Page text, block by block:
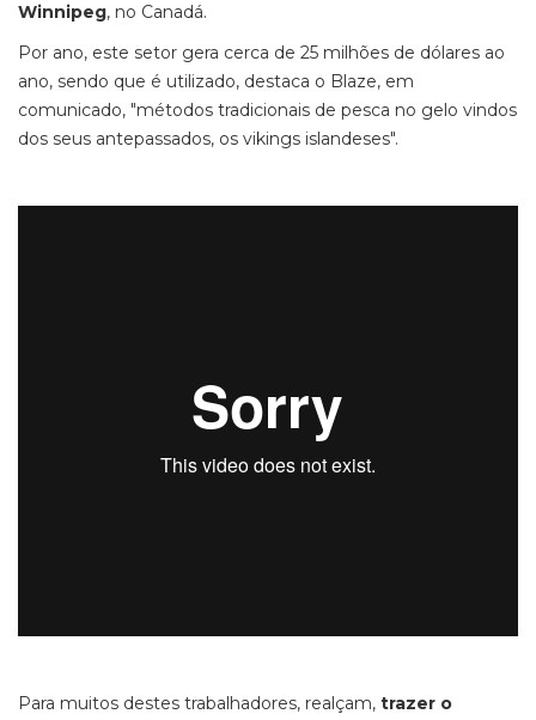
Winnipeg, no Canadá.
Por ano, este setor gera cerca de 25 milhões de dólares ao
ano, sendo que é utilizado, destaca o Blaze, em
comunicado, "métodos tradicionais de pesca no gelo vindos
dos seus antepassados, os vikings islandeses".
Para muitos destes trabalhadores, realçam, trazer o